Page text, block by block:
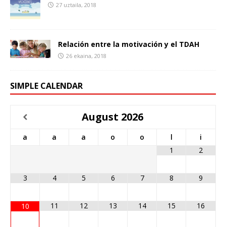
27 uztaila, 2018
Relación entre la motivación y el TDAH
26 ekaina, 2018
SIMPLE CALENDAR
August 2026
a a a o o l
i
1
2
3 4 5 6 7 8 9
10 11 12 13 14 15 16